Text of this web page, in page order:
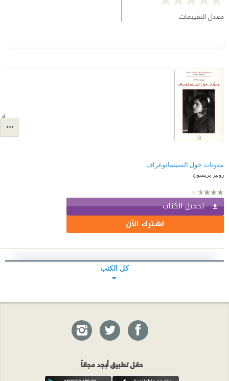
معدل التقييمات
مدونات حول السينماتوغراف
روبير بريسون
تحميل الكتاب
اشترك الآن
كل الكتب
حمّل تطبيق أبجد مجاناً